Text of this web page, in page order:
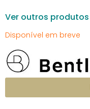
Ver outros produtos
Disponível em breve